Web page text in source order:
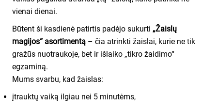
vienai dienai.
Būtent ši kasdienė patirtis padėjo sukurti „Žaislų
magijos“ asortimentą – čia atrinkti žaislai, kurie ne tik
gražūs nuotraukoje, bet ir išlaiko „tikro žaidimo“
egzaminą.
Mums svarbu, kad žaislas:
įtrauktų vaiką ilgiau nei 5 minutėms,